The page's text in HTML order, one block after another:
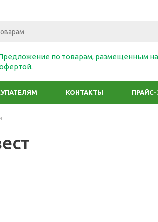
по товарам, размещенным на
КОНТАКТЫ ПРАЙС-